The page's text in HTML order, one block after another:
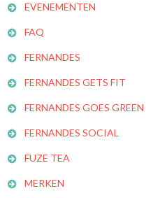
EVENEMENTEN
FAQ
FERNANDES
FERNANDES GETS FIT
FERNANDES GOES GREEN
FERNANDES SOCIAL
FUZE TEA
MERKEN